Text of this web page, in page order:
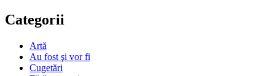
Categorii
Artă
Au fost şi vor fi
Cugetări